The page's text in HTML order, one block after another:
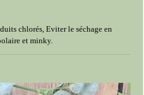
chlorés, Eviter le séchage en
et minky.